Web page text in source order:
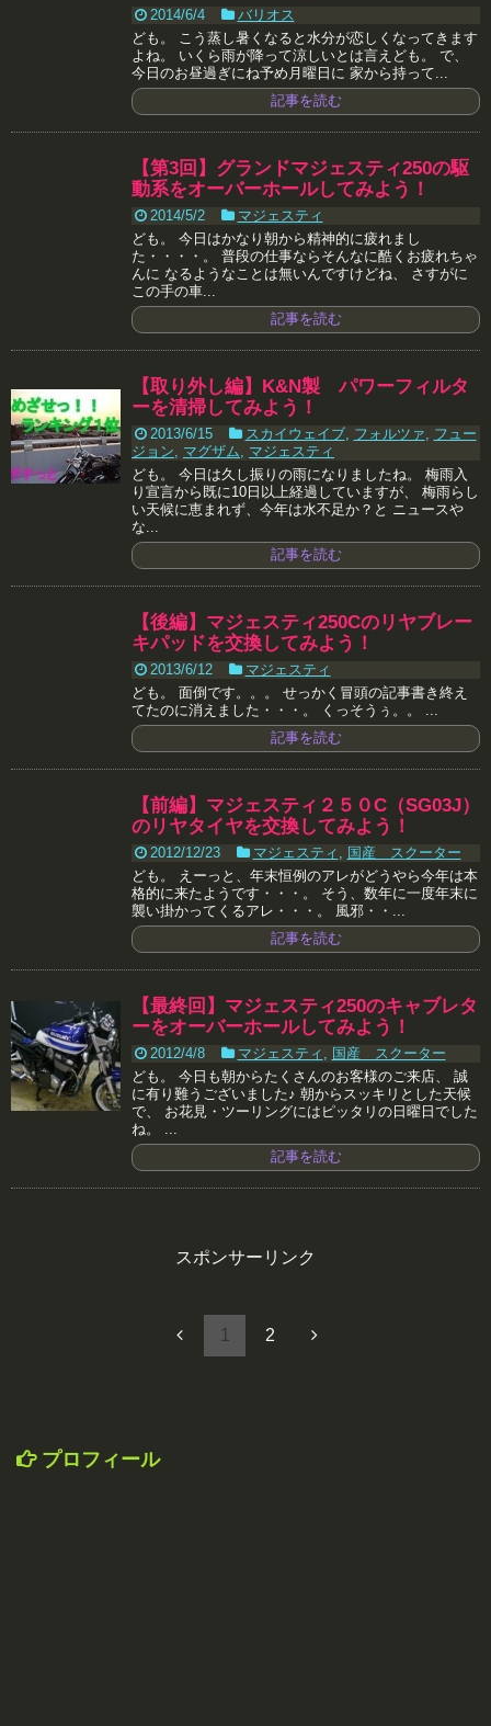
2014/6/4
バリオス
ども。 こう蒸し暑くなると水分が恋しくなってきます
よね。 いくら雨が降って涼しいとは言えども。 で、
今日のお昼過ぎにね予め月曜日に 家から持って...
記事を読む
【第3回】グランドマジェスティ250の駆
動系をオーバーホールしてみよう！
2014/5/2
マジェスティ
ども。 今日はかなり朝から精神的に疲れまし
た・・・・。 普段の仕事ならそんなに酷くお疲れちゃ
んに なるようなことは無いんですけどね、 さすがに
この手の車...
記事を読む
【取り外し編】K&N製 パワーフィルタ
ーを清掃してみよう！
2013/6/15 スカイウェイブ, フォルツァ
フュー
ジョン
マグザム
マジェスティ
ども。 今日は久し振りの雨になりましたね。 梅雨入
り宣言から既に10日以上経過していますが、 梅雨らし
い天候に恵まれず、今年は水不足か？と ニュースや
な...
記事を読む
【後編】マジェスティ250Cのリヤブレー
キパッドを交換してみよう！
2013/6/12
マジェスティ
ども。 面倒です。。。 せっかく冒頭の記事書き終え
てたのに消えました・・・。 くっそうぅ。。 ...
記事を読む
【前編】マジェスティ２５０C（SG03J）
のリヤタイヤを交換してみよう！
2012/12/23 マジェスティ
国産 スクーター
ども。 えーっと、年末恒例のアレがどうやら今年は本
格的に来たようです・・・。 そう、数年に一度年末に
襲い掛かってくるアレ・・・。 風邪・・...
記事を読む
【最終回】マジェスティ250のキャブレタ
ーをオーバーホールしてみよう！
2012/4/8 マジェスティ
国産 スクーター
ども。 今日も朝からたくさんのお客様のご来店、 誠
に有り難うございました♪ 朝からスッキリとした天候
で、 お花見・ツーリングにはピッタリの日曜日でした
ね。 ...
記事を読む
スポンサーリンク
1 2
プロフィール